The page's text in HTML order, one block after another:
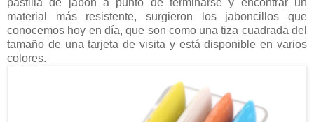
pastilla de jabón a punto de terminarse y encontrar un
material más resistente, surgieron los jaboncillos que
conocemos hoy en día, que son como una tiza cuadrada del
tamaño de una tarjeta de visita y está disponible en varios
colores.